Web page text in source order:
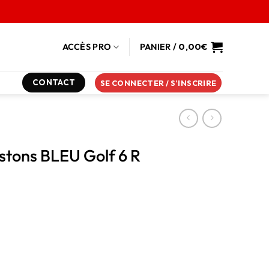
ACCÈS PRO PANIER / 0,00€
CONTACT SE CONNECTER / S’INSCRIRE
BLEU Golf 6 R